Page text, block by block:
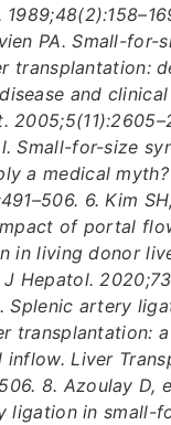
PA. Small-for-
transplantation:
and
Small-for-size
a medical
6. Kim
of portal
in living donor
Hepatol.
Splenic artery
transplantation:
Liver
8. Azoulay D,
ligation in small-